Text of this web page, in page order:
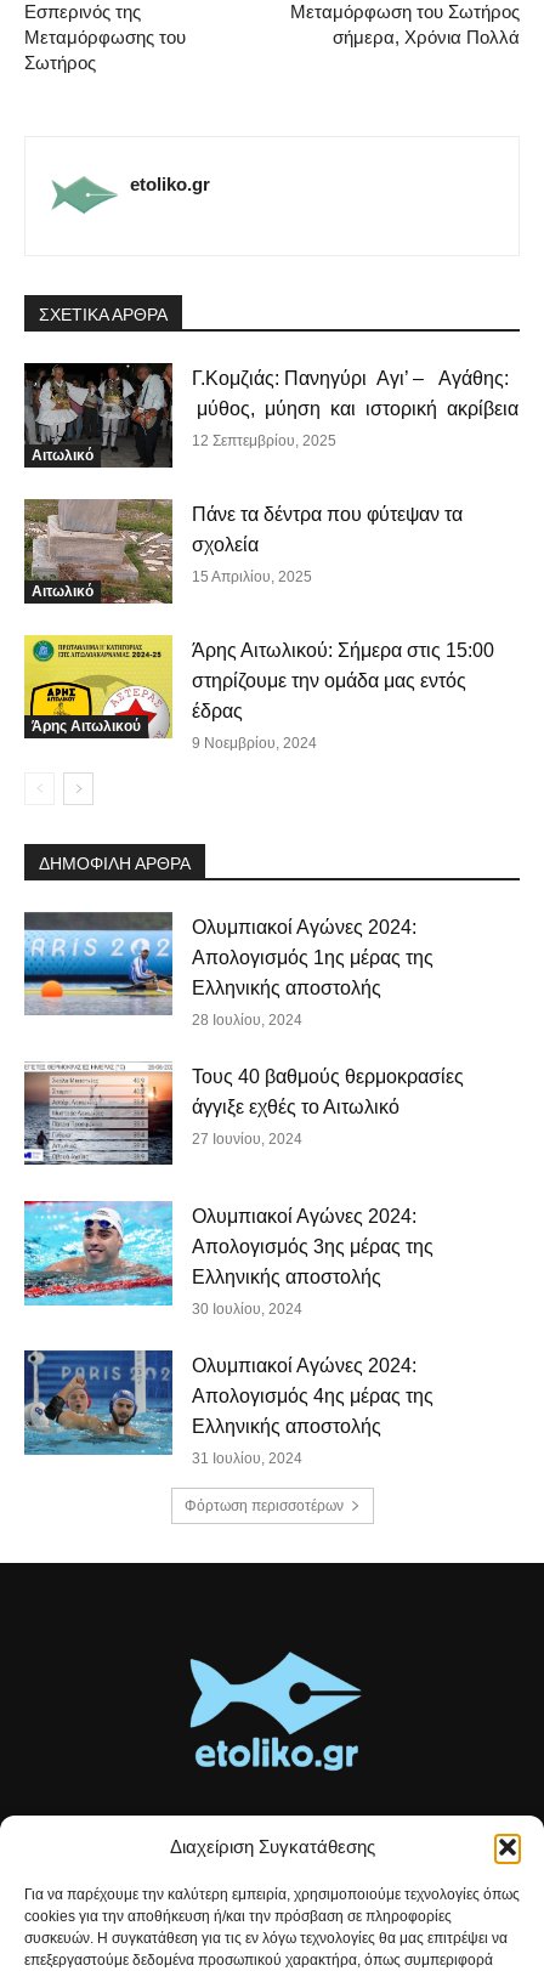
Διαχείριση Συγκατάθεσης
Για να παρέχουμε την καλύτερη εμπειρία, χρησιμοποιούμε τεχνολογίες όπως
cookies για την αποθήκευση ή/και την πρόσβαση σε πληροφορίες
συσκευών. Η συγκατάθεση για τις εν λόγω τεχνολογίες θα μας επιτρέψει να
επεξεργαστούμε δεδομένα προσωπικού χαρακτήρα, όπως συμπεριφορά
Εσπερινός της
Μεταμόρφωσης του
Σωτήρος
Μεταμόρφωση του Σωτήρος
σήμερα, Χρόνια Πολλά
etoliko.gr
ΣΧΕΤΙΚΑ ΑΡΘΡΑ
Αιτωλικό
Γ.Κομζιάς: Πανηγύρι Αγι’ – Αγάθης:
μύθος, μύηση και ιστορική ακρίβεια
12 Σεπτεμβρίου, 2025
Αιτωλικό
Πάνε τα δέντρα που φύτεψαν τα
σχολεία
15 Απριλίου, 2025
Άρης Αιτωλικού
Άρης Αιτωλικού: Σήμερα στις 15:00
στηρίζουμε την ομάδα μας εντός
έδρας
9 Νοεμβρίου, 2024
ΔΗΜΟΦΙΛΗ ΑΡΘΡΑ
Ολυμπιακοί Αγώνες 2024:
Απολογισμός 1ης μέρας της
Ελληνικής αποστολής
28 Ιουλίου, 2024
Τους 40 βαθμούς θερμοκρασίες
άγγιξε εχθές το Αιτωλικό
27 Ιουνίου, 2024
Ολυμπιακοί Αγώνες 2024:
Απολογισμός 3ης μέρας της
Ελληνικής αποστολής
30 Ιουλίου, 2024
Ολυμπιακοί Αγώνες 2024:
Απολογισμός 4ης μέρας της
Ελληνικής αποστολής
31 Ιουλίου, 2024
Φόρτωση περισσοτέρων
Τοπικές ειδήσεις, αναλύσεις και ιστορίες από το Αιτωλικό
Αρθρογραφία που συνδέει, εμπνέει και ενημερώνει.